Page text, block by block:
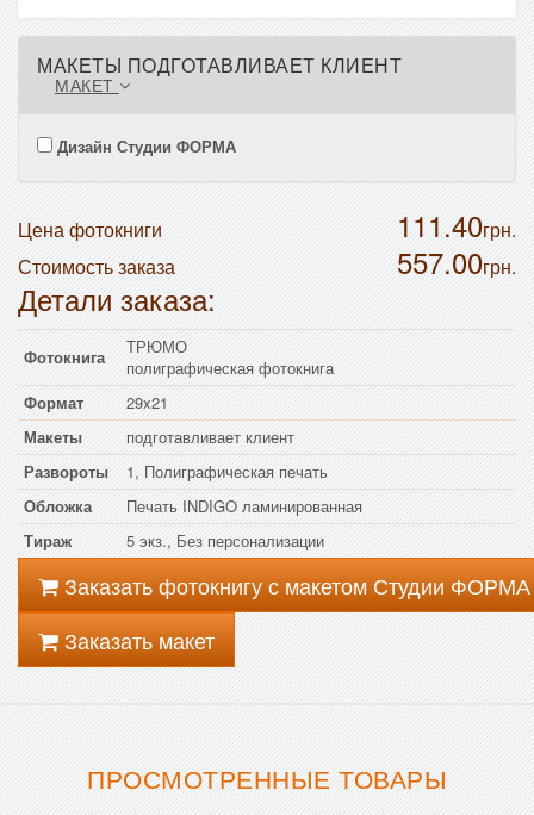
МАКЕТЫ ПОДГОТАВЛИВАЕТ КЛИЕНТ
МАКЕТ
Дизайн Студии ФОРМА
Цена фотокниги 111.40грн.
557.00грн.
Стоимость заказа
Детали заказа:
Фотокнига
ТРЮМО
полиграфическая фотокнига
Формат
29x21
Макеты
подготавливает клиент
Развороты
1, Полиграфическая печать
Обложка
Печать INDIGO ламинированная
Тираж
5 экз., Без персонализации
Заказать фотокнигу с макетом Студии ФОРМА
Заказать макет
ПРОСМОТРЕННЫЕ ТОВАРЫ